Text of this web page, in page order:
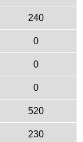
240
0
0
0
520
230